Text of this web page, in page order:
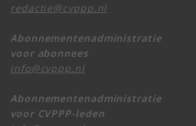
redactie@cvppp.nl
Abonnementenadministratie
voor abonnees
info@cvppp.nl
Abonnementenadministratie
voor CVPPP-leden